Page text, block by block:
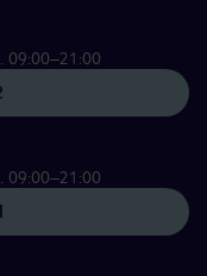
09:00–21:00
09:00–21:00